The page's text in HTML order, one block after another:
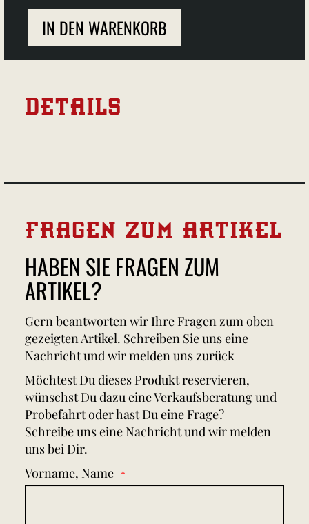
IN DEN WARENKORB
DETAILS
FRAGEN ZUM ARTIKEL
HABEN SIE FRAGEN ZUM
ARTIKEL?
Gern beantworten wir Ihre Fragen zum oben
gezeigten Artikel. Schreiben Sie uns eine
Nachricht und wir melden uns zurück
Möchtest Du dieses Produkt reservieren,
wünschst Du dazu eine Verkaufsberatung und
Probefahrt oder hast Du eine Frage?
Schreibe uns eine Nachricht und wir melden
uns bei Dir.
Vorname, Name